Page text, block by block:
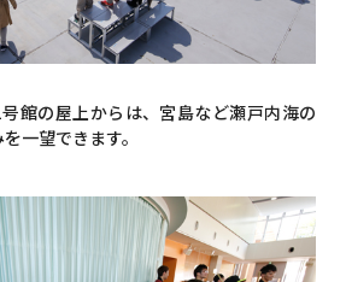
館の屋上からは、宮島など瀬戸内海の
一望できます。